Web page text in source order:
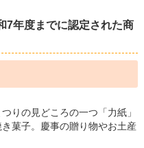
7年度までに認定された商
りの見どころの一つ「力紙」
菓子。慶事の贈り物やお土産